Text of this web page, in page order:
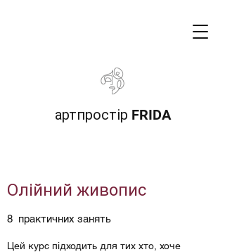
артпростір FRIDA
Олійний живопис
8 практичних занять
Цей курс підходить для тих хто, хоче